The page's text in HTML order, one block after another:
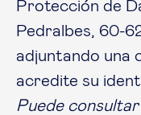
Protección de
Pedralbes, 60-
adjuntando una
acredite su
Puede